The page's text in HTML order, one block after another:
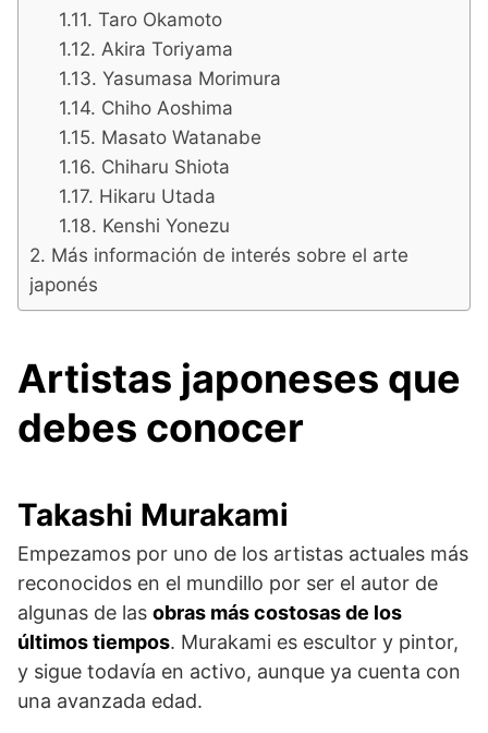
Taro Okamoto
Akira Toriyama
Yasumasa Morimura
Chiho Aoshima
Masato Watanabe
Chiharu Shiota
Hikaru Utada
Kenshi Yonezu
Más información de interés sobre el arte
japonés
Artistas japoneses que
debes conocer
Takashi Murakami
Empezamos por uno de los artistas actuales más
reconocidos en el mundillo por ser el autor de
algunas de las obras más costosas de los
últimos tiempos. Murakami es escultor y pintor,
y sigue todavía en activo, aunque ya cuenta con
una avanzada edad.